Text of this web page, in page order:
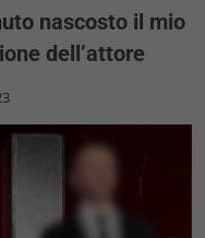
nascosto il mio
dell’attore